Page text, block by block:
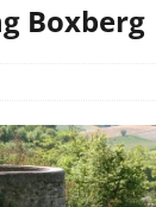
Boxberg